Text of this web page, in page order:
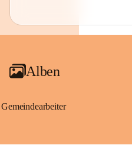
Alben
Gemeindearbeiter